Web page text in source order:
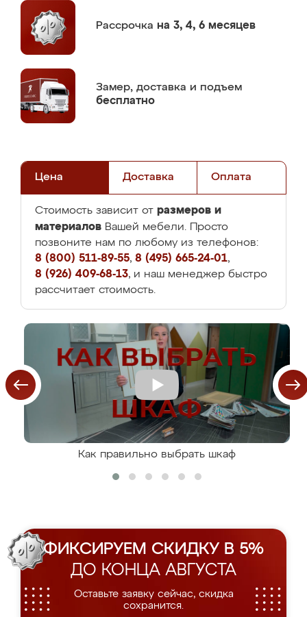
Рассрочка на 3, 4, 6 месяцев
Замер, доставка и подъем
бесплатно
Цена Доставка Оплата
Стоимость зависит от размеров и
материалов Вашей мебели. Просто
позвоните нам по любому из телефонов:
8 (800) 511-89-55, 8 (495) 665-24-01,
8 (926) 409-68-13, и наш менеджер быстро
рассчитает стоимость.
Как правильно выбрать шкаф
ФИКСИРУЕМ СКИДКУ В 5%
ДО КОНЦА АВГУСТА
Оставьте заявку сейчас, скидка
сохранится.